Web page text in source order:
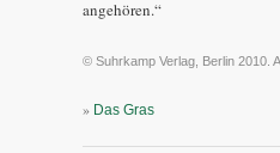
angehören.“
© Suhrkamp Verlag, Berlin 2010.
» Das Gras